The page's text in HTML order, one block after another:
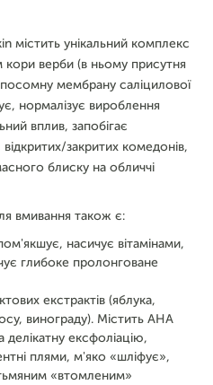
містить унікальний комплекс
верби (в ньому присутня
мембрану саліцилової
нормалізує вироблення
вплив, запобігає
закритих комедонів,
блиску на обличчі
вмивання також є:
насичує вітамінами,
глибоке пролонговане
екстрактів (яблука,
винограду). Містить AHA
делікатну ексфоліацію,
плями, м'яко «шліфує»,
«втомленим»